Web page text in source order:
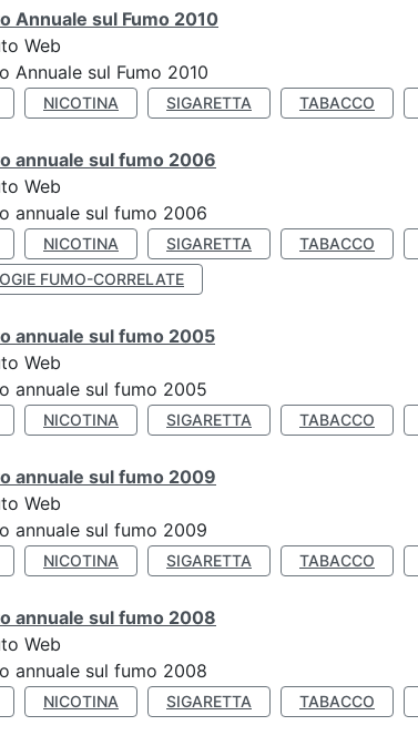
Annuale sul Fumo 2010
Web
Annuale sul Fumo 2010
NICOTINA SIGARETTA TABACCO
annuale sul fumo 2006
Web
annuale sul fumo 2006
NICOTINA SIGARETTA TABACCO
FUMO-CORRELATE
annuale sul fumo 2005
Web
annuale sul fumo 2005
NICOTINA SIGARETTA TABACCO
annuale sul fumo 2009
Web
annuale sul fumo 2009
NICOTINA SIGARETTA TABACCO
annuale sul fumo 2008
Web
annuale sul fumo 2008
NICOTINA SIGARETTA TABACCO